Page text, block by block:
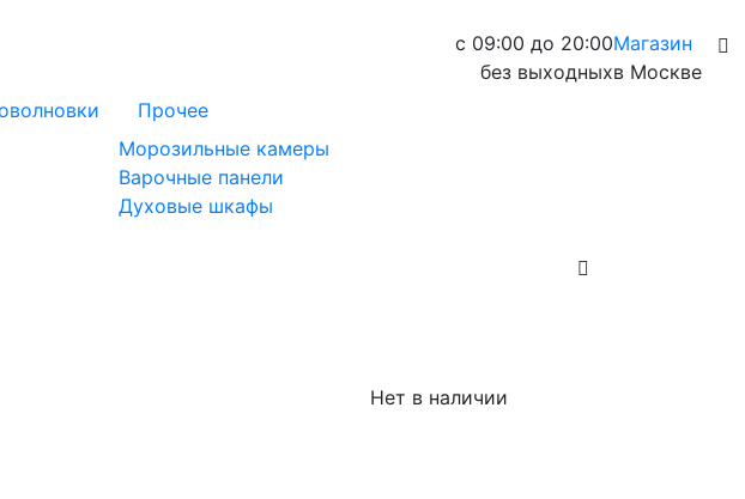
Магазин
в Москве
с 09:00 до 20:00
без выходных
Прочее
Морозильные камеры
Варочные панели
Духовые шкафы
Нет в наличии